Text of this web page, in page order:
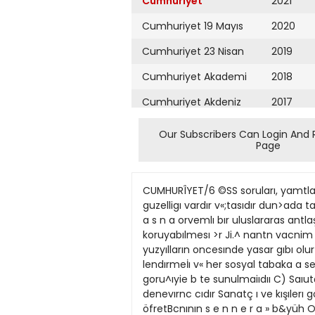
Cumhuriyet 19 Mayıs
Cumhuriyet 23 Nisan
Cumhuriyet Akademi
Cumhuriyet Akdeniz
Cumhuriyet Alışveriş
Cumhuriyet Ankara
Cumhuriyet Büyük
Taaruz
Cumhuriyet
Cumartesi
Cumhuriyet Çevre
2020
2019
2018
2017
2016
2015
2013
2011
2010
2009
Our Subscribers Can Login And
Page
CUMHURÎYET/6 ©SS soruları, yamtları çok B) C) vagış almasına bagltdır ınsanı etkıleyen çarpıcı *O. sıhırl degnefjı Karadenız kıyılannı brt guzelligı vardır v«;tasıdır dun>ada tantoe ınra) a yanstvao It ama sanaıın a!tır»da d 4 2 . Afagıdakılenten ha«cısı I o u n ftanş A m l a ş m a s n a orvemlı bır uluslararas antlaşjna nıteliği katanrtı t ifla*rna\ı butun dunva devletlerının onâvlaBu : ıılaşmanın.eeçerlıgını uzun <^ıre koruyabılmesı >r Ji.^ nantn vacnim ^ u?un s u t e i goruşmeler sonunda 17 NİSAN 1984 AÇIKLAMA Cî DJ Insan Efes harabelennı doiasırken yuzyılların oncesınde yasar gıbı olur Aşagıdakı yaıgılann hangısı bu cutmlede sdjrlenmek A) Sınat esen hayan oidugu gıb: vanatmali eg lendırmeİı v« her sosyal tabaka a seslenmei.diı B) Sanaita. gerçek basıt bır kopyadan ıbaret olmama yazann kafasmdan jeç p cnun goru^ıyie b te sunulmaiıdıı C) Saıutçı oncu olmak halkın yurudugu vodjn le nstnı bıı projekıor gıbt aydanJnmak zorundadır gorlefncı ve denevırnc cıdır Sanatç ı ve kışılerı goilemledıgı gıbı venr oiayian SAYISAL BÖLÜM 0.33 0,11 uKtekı j e k J * ABC I » D) Roman, bıt koy öfretBcnının s e n n e r a » b&yüh Oğrencı seçme ve yerleştırme sıbır ustahkla y u ı s t ı y o r navlannın bınna basamağı (OSS) E) Genlımlı fılnierden Soşlanmas, onun sert yarad 1 slı bın oldugunu goster r dun 45 ıl merkezınde ve Lefkoşe'de 'Atlaı ulj bıt se! gıbı daglardan bosanmış Nallan yapıldı. 437 bın oğrencının katıldı 1 5 . lopragı sarstp pmşeklenıyof G«çtıklen yerlerde sut bevaz yollar biraiuyorlar Üı«rlefindeiu bımcıleğı sınavın sorularını ve >anıtlannı bu n topraga ftrlatıyorlar Ovanın vttjnı kopurmus btr denızı andınyor sayfalarımızda bulacaksınız 73 soParçMt* y m n anl«tım yâaLunde» afagıdaJaleıdt» zel, 69 sayısal olmak uzere toplam ıle ntteJendınlebUır' 142 sonılu sınavın yanıtları Eğıtım A) tnce eleyıp s k dokuyan 29. Servısı'mızın eşgudumunde uzman 8) Bın dereden su geı ren oğretmenlerden oluşan bır kurul taC) Bıre bın katan rafından, A kıtapçığına gore hazırD) Kılı kırk yaran E) Agzına gelent soyleyen landı. Kurulda yer alan oğretmenogretmenıın armemd 1 Arınem ler şöyle Celıl Altın, Nurettın Can 16. "Yuarlıkta ık Anadolu yu yakından gorup tan. .ştı isiaobuHuydu Hallan dıl ve duşunce gerçetvlennı ıçıne lyıce sever, Ayşe Arsoy, Cemal Torçuk, dırmıso Okur yazardı ama grarıç; bı mezdı EdebıCanan Şensoy, Ferıha Kurtancı, yat tnigısı kıt bıı kadınck Sezgıs guçlujdu \ az&k lanmı anr^iie okur nasıl oldu|unu sorardım YazGulfer Ozkol, Alı Kurt,